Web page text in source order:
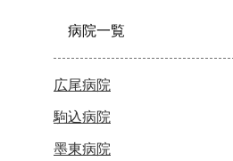
病院一覧
広尾病院
駒込病院
墨東病院